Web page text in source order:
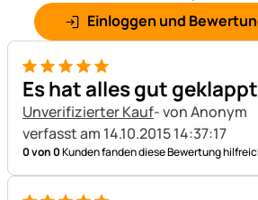
Einloggen und
5 von 5
Es hat alles gut geklappt
Unverifizierter Kauf- von Anonym
verfasst am 14.10.2015 14:37:17
0 von 0Kunden fanden diese Bewertung